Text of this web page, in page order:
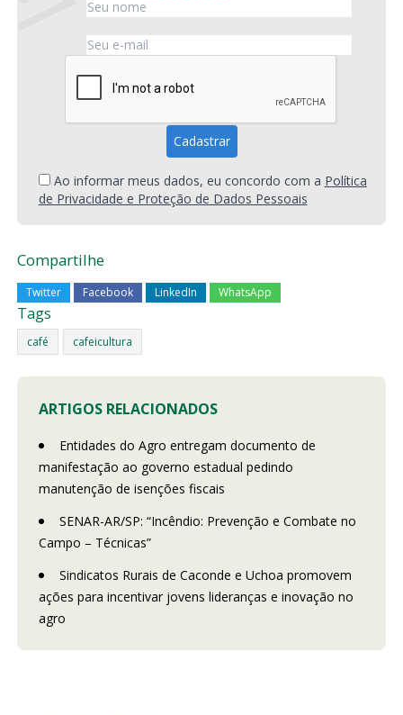
Ao informar meus dados, eu concordo com a Política
de Privacidade e Proteção de Dados Pessoais
Compartilhe
Twitter Facebook LinkedIn WhatsApp
Tags
café cafeicultura
ARTIGOS RELACIONADOS
Entidades do Agro entregam documento de
manifestação ao governo estadual pedindo
manutenção de isenções fiscais
SENAR-AR/SP: “Incêndio: Prevenção e Combate no
Campo – Técnicas”
Sindicatos Rurais de Caconde e Uchoa promovem
ações para incentivar jovens lideranças e inovação no
agro